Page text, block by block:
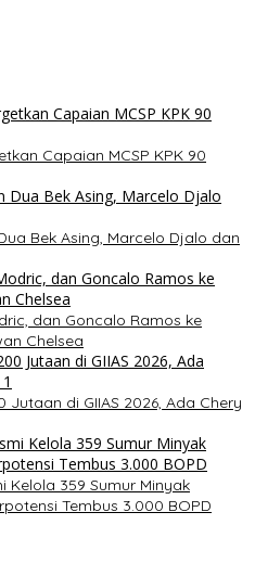
Capaian MCSP KPK 90
Bek Asing, Marcelo Djalo dan
dan Goncalo Ramos ke
Chelsea
Jutaan di GIIAS 2026, Ada Chery
Kelola 359 Sumur Minyak
Tembus 3.000 BOPD